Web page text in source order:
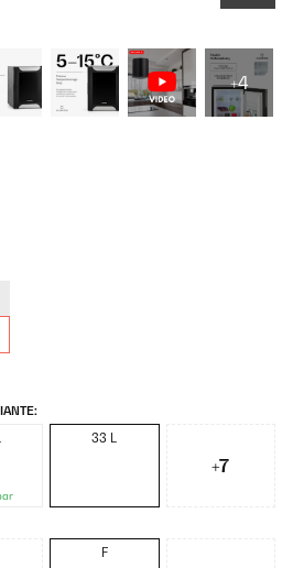
+4
33 L
+7
F